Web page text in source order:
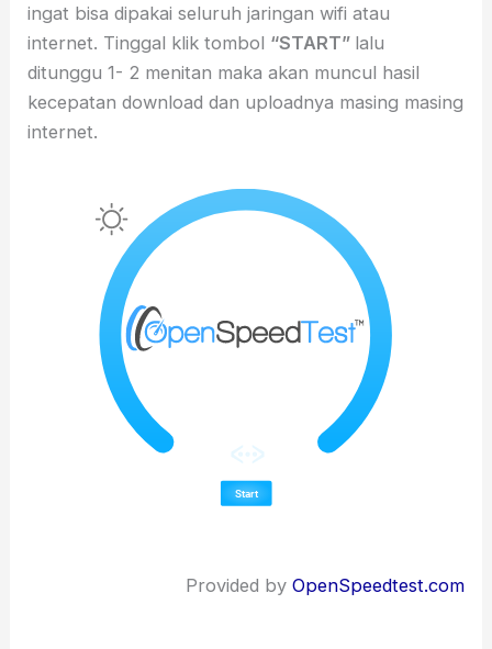
ingat bisa dipakai seluruh jaringan wifi atau
internet. Tinggal klik tombol “START” lalu
ditunggu 1- 2 menitan maka akan muncul hasil
kecepatan download dan uploadnya masing masing
internet.
Provided by OpenSpeedtest.com